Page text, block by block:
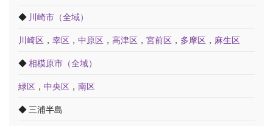
◆ 川崎市（全域）
川崎区 ， 幸区 ， 中原区 ， 高津区 ， 宮前区 ， 多摩区 ， 麻生区
◆相模原市（全域）
緑区 ， 中央区 ， 南区
◆ 三浦半島